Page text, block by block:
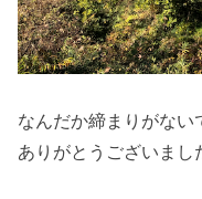
なんだか締まりがない
ありがとうございまし